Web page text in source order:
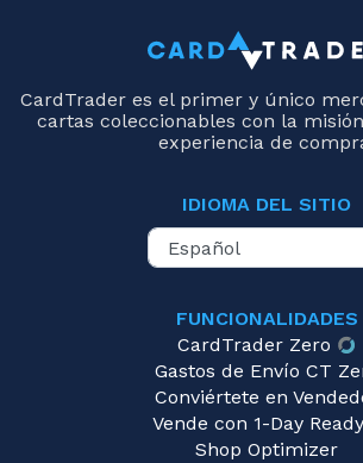
CardTrader es el primer y único
cartas coleccionables con la
experiencia de
IDIOMA DEL SITIO
FUNCIONALIDADES
CardTrader Zero
Gastos de Envío CT
Conviértete en
Vende con 1-Day Ready
Shop Optimizer